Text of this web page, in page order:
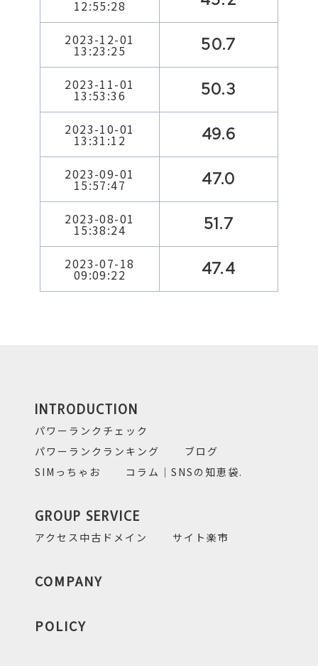
12:55:28
2023-12-01
13:23:25 50.7
2023-11-01
13:53:36 50.3
2023-10-01
13:31:12 49.6
2023-09-01
15:57:47 47.0
2023-08-01
15:38:24 51.7
2023-07-18
09:09:22 47.4
INTRODUCTION
パワーランクチェック
パワーランクランキング
ブログ
SIMっちゃお
コラム｜SNSの知恵袋.
GROUP SERVICE
アクセス中古ドメイン サイト楽市
COMPANY
POLICY